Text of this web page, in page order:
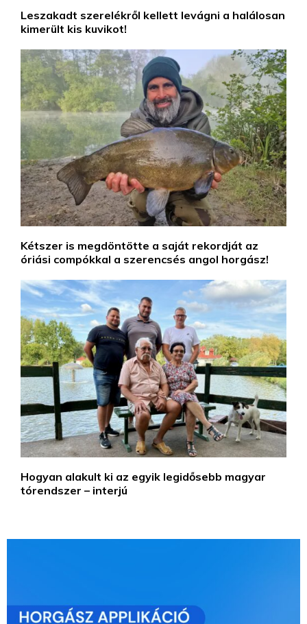
Leszakadt szerelékről kellett levágni a halálosan
kimerült kis kuvikot!
Kétszer is megdöntötte a saját rekordját az
óriási compókkal a szerencsés angol horgász!
Hogyan alakult ki az egyik legidősebb magyar
tórendszer – interjú